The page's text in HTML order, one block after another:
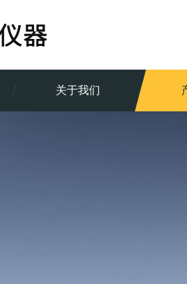
关于我们